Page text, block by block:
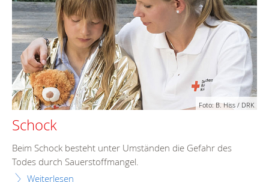
Foto: B. Hiss / DRK
Schock
Beim Schock besteht unter Umständen die Gefahr des
Todes durch Sauerstoffmangel.
Weiterlesen